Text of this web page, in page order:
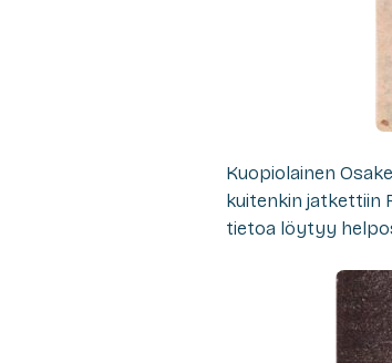
Kuopiolainen
kuitenkin jatkettiin
tietoa löytyy